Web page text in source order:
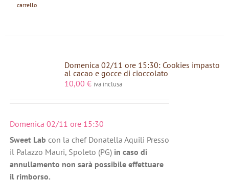
carrello
Domenica 02/11 ore 15:30: Cookies impasto
al cacao e gocce di cioccolato
10,00 € iva inclusa
Domenica 02/11 ore 15:30
Sweet Lab con la chef Donatella Aquili Presso
il Palazzo Mauri, Spoleto (PG) in caso di
annullamento non sarà possibile effettuare
il rimborso.